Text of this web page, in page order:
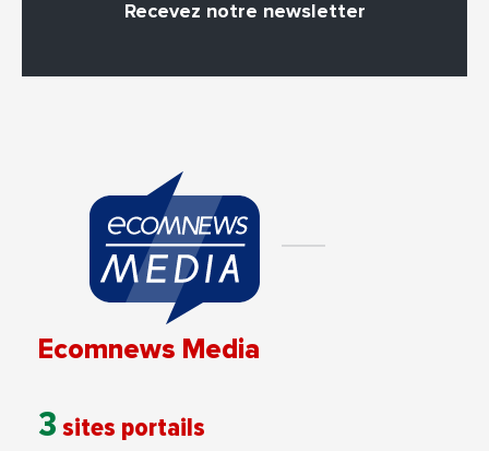
Recevez notre newsletter
Ecomnews Media
3 sites portails